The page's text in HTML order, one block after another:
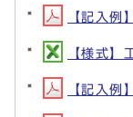
【記入
【様式
【記入